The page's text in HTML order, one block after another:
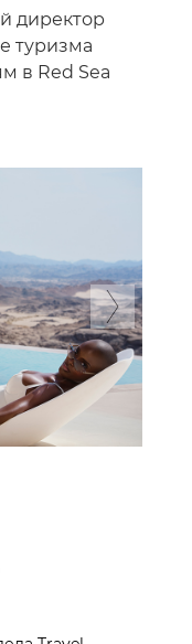
директор
туризма
в Red Sea
Next